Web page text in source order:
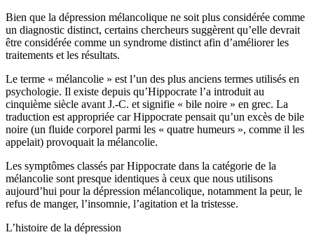
Bien que la dépression mélancolique ne soit plus considérée comme
un diagnostic distinct, certains chercheurs suggèrent qu’elle devrait
être considérée comme un syndrome distinct afin d’améliorer les
traitements et les résultats.
Le terme « mélancolie » est l’un des plus anciens termes utilisés en
psychologie. Il existe depuis qu’Hippocrate l’a introduit au
cinquième siècle avant J.-C. et signifie « bile noire » en grec. La
traduction est appropriée car Hippocrate pensait qu’un excès de bile
noire (un fluide corporel parmi les « quatre humeurs », comme il les
appelait) provoquait la mélancolie.
Les symptômes classés par Hippocrate dans la catégorie de la
mélancolie sont presque identiques à ceux que nous utilisons
aujourd’hui pour la dépression mélancolique, notamment la peur, le
refus de manger, l’insomnie, l’agitation et la tristesse.
L’histoire de la dépression